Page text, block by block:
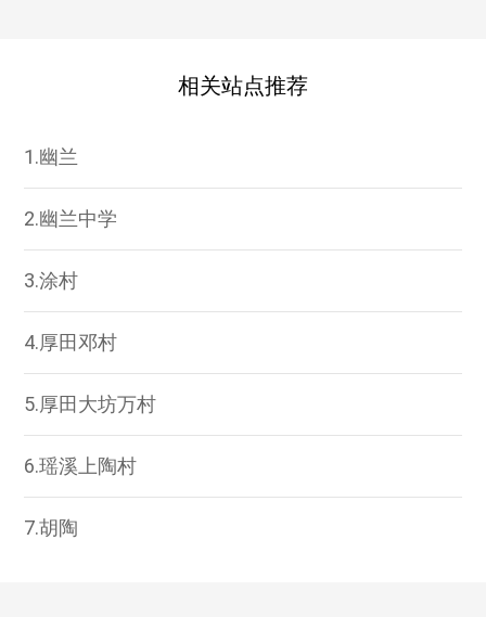
相关站点推荐
1.幽兰
2.幽兰中学
3.涂村
4.厚田邓村
5.厚田大坊万村
6.瑶溪上陶村
7.胡陶